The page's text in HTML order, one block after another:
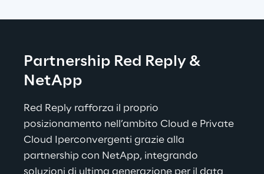
Partnership Red Reply &
NetApp
Red Reply rafforza il proprio
posizionamento nell’ambito Cloud e Private
Cloud Iperconvergenti grazie alla
partnership con NetApp, integrando
soluzioni di ultima generazione per il data